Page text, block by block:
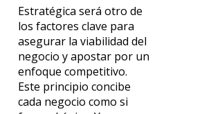
Estratégica será otro de
los factores clave para
asegurar la viabilidad del
negocio y apostar por un
enfoque competitivo.
Este principio concibe
cada negocio como si